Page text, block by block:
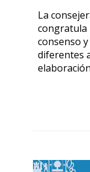
La
congratula
consenso
diferentes